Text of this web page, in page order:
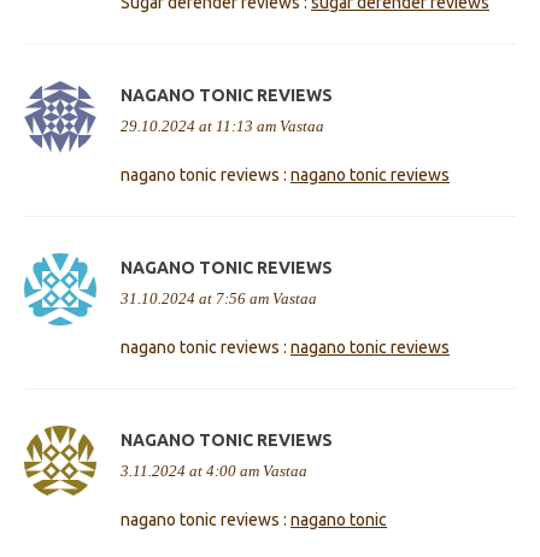
NAGANO TONIC REVIEWS
29.10.2024 at 11:13 am Vastaa
nagano tonic reviews : nagano tonic reviews
NAGANO TONIC REVIEWS
31.10.2024 at 7:56 am Vastaa
nagano tonic reviews : nagano tonic reviews
NAGANO TONIC REVIEWS
3.11.2024 at 4:00 am Vastaa
nagano tonic reviews : nagano tonic